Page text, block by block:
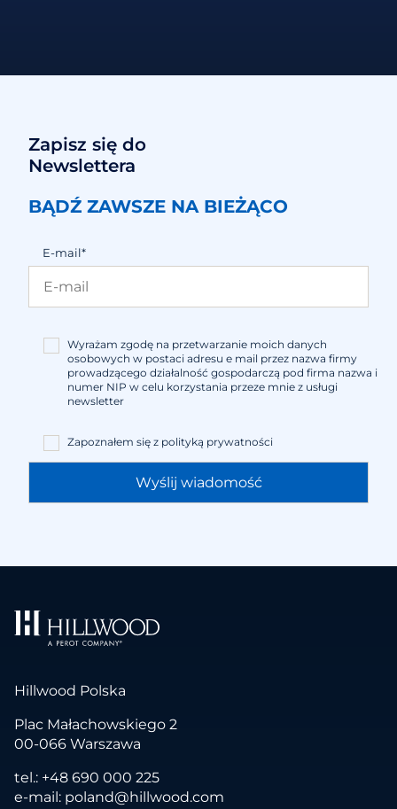
E-mail*
Wyrażam zgodę na przetwarzanie moich danych
osobowych w postaci adresu e mail przez nazwa firmy
prowadzącego działalność gospodarczą pod firma nazwa i
numer NIP w celu korzystania przeze mnie z usługi
newsletter
Zapoznałem się z polityką prywatności
Zapisz się do
Newslettera
BĄDŹ ZAWSZE NA BIEŻĄCO
Hillwood Polska
Plac Małachowskiego 2
00-066 Warszawa
tel.: +48 690 000 225
e-mail: poland@hillwood.com